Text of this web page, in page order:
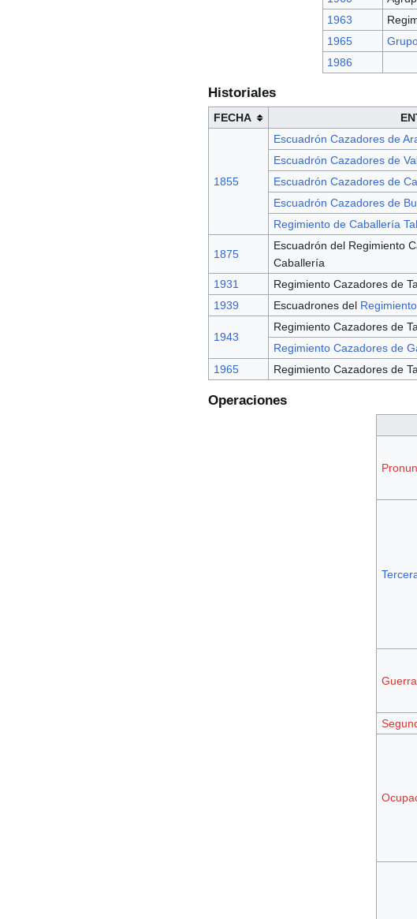
1963
1965
1986
Historiales
FECHA
1855
Escuadrón Cazadores de
Escuadrón Cazadores de
Escuadrón Cazadores de
Escuadrón Cazadores de
Regimiento de Caballería
1875
Escuadrón del Regimiento
Caballería
1931 Regimiento Cazadores de
1939
Escuadrones del
1943
Regimiento Cazadores de
Regimiento Cazadores de
1965
Regimiento Cazadores de
Operaciones